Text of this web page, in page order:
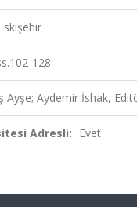
128
Ayşe; Aydemir İshak,
Adresli: Evet